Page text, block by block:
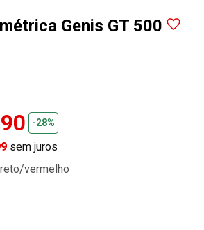
Genis GT 500
-28%
sem juros
preto/vermelho